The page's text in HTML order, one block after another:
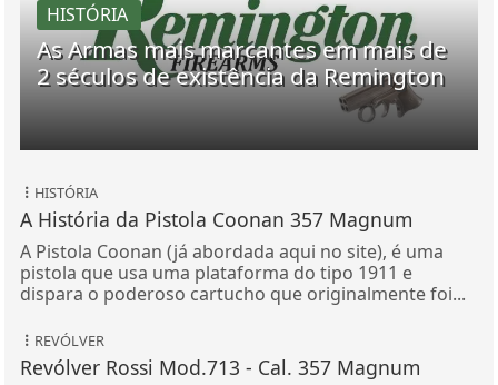
HISTÓRIA
As Armas mais marcantes em mais de
2 séculos de existência da Remington
HISTÓRIA
A História da Pistola Coonan 357 Magnum
A Pistola Coonan (já abordada aqui no site), é uma
pistola que usa uma plataforma do tipo 1911 e
dispara o poderoso cartucho que originalmente foi...
REVÓLVER
Revólver Rossi Mod.713 - Cal. 357 Magnum